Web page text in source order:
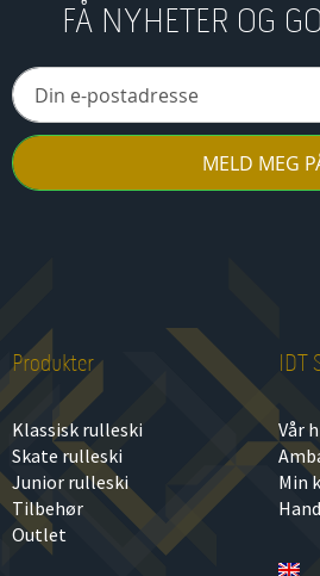
FÅ NYHETER OG
MELD MEG
Produkter
Klassisk rulleski
Skate rulleski
Junior rulleski
Tilbehør
Outlet
IDT
Vår
Min